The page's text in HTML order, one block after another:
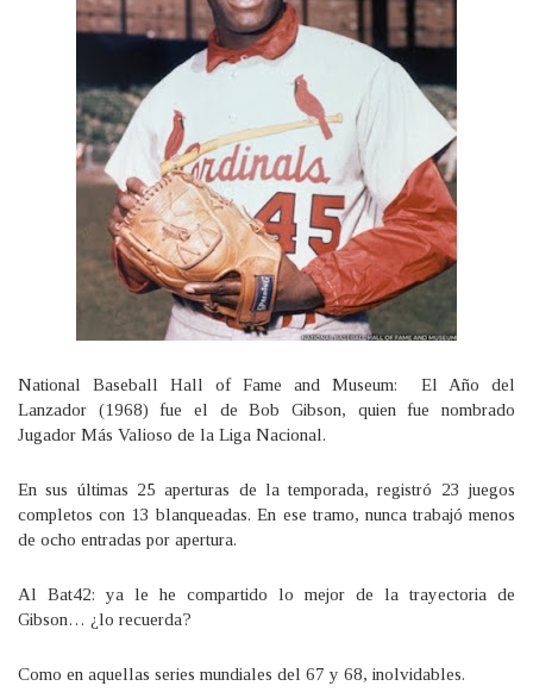
National Baseball Hall of Fame and Museum: El Año del
Lanzador (1968) fue el de Bob Gibson, quien fue nombrado
Jugador Más Valioso de la Liga Nacional.
En sus últimas 25 aperturas de la temporada, registró 23 juegos
completos con 13 blanqueadas. En ese tramo, nunca trabajó menos
de ocho entradas por apertura.
Al Bat42: ya le he compartido lo mejor de la trayectoria de
Gibson… ¿lo recuerda?
Como en aquellas series mundiales del 67 y 68, inolvidables.